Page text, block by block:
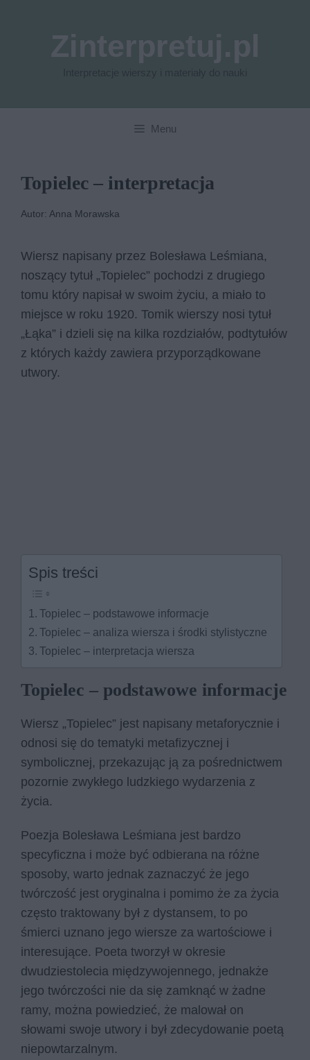
Menu
Topielec – interpretacja
Autor: Anna Morawska
Wiersz napisany przez Bolesława Leśmiana,
noszący tytuł „Topielec” pochodzi z drugiego
tomu który napisał w swoim życiu, a miało to
miejsce w roku 1920. Tomik wierszy nosi tytuł
„Łąka” i dzieli się na kilka rozdziałów, podtytułów
z których każdy zawiera przyporządkowane
utwory.
Spis treści
Topielec – podstawowe informacje
Topielec – analiza wiersza i środki stylistyczne
Topielec – interpretacja wiersza
Topielec – podstawowe informacje
Wiersz „Topielec” jest napisany metaforycznie i
odnosi się do tematyki metafizycznej i
symbolicznej, przekazując ją za pośrednictwem
pozornie zwykłego ludzkiego wydarzenia z
życia.
Poezja Bolesława Leśmiana jest bardzo
specyficzna i może być odbierana na różne
sposoby, warto jednak zaznaczyć że jego
twórczość jest oryginalna i pomimo że za życia
często traktowany był z dystansem, to po
śmierci uznano jego wiersze za wartościowe i
interesujące. Poeta tworzył w okresie
dwudziestolecia międzywojennego, jednakże
jego twórczości nie da się zamknąć w żadne
ramy, można powiedzieć, że malował on
słowami swoje utwory i był zdecydowanie poetą
niepowtarzalnym.